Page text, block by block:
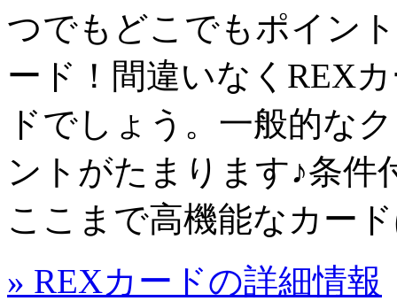
つでもどこでもポイン
ード！間違いなくREX
ドでしょう。一般的な
ントがたまります♪条件
ここまで高機能なカー
» REXカードの詳細情報